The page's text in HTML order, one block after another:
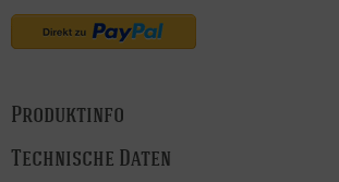
Produktinfo
Technische Daten